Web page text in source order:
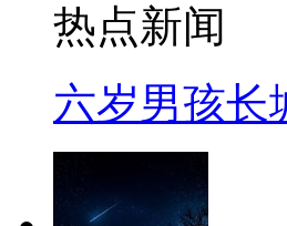
热点新闻
六岁男孩长